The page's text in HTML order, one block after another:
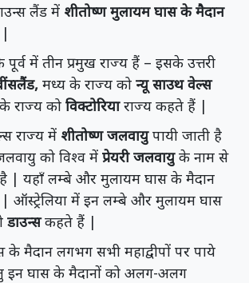
लैंड में शीतोष्ण मुलायम घास के मैदान
पूर्व में तीन प्रमुख राज्य हैं – इसके उत्तरी
मध्य के राज्य को न्यू साउथ वेल्स
राज्य को विक्टोरियाराज्य कहते हैं |
राज्य में शीतोष्ण जलवायुपायी जाती है
को विश्व में प्रेयरी जलवायुके नाम से
है | यहाँ लम्बे और मुलायम घास के मैदान
ऑस्ट्रेलिया में इन लम्बे और मुलायम घास
डाउन्सकहते हैं |
के मैदान लगभग सभी महाद्वीपों पर पाये
इन घास के मैदानों को अलग-अलग